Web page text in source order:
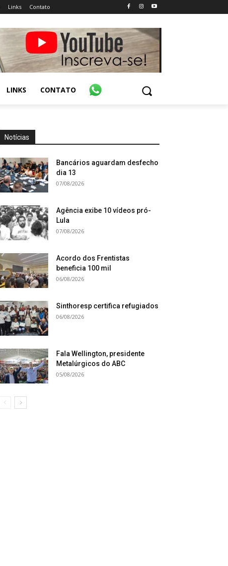
Links Contato
LINKS CONTATO
Notícias
Bancários aguardam desfecho
dia 13
07/08/2026
Agência exibe 10 vídeos pró-
Lula
07/08/2026
Acordo dos Frentistas
beneficia 100 mil
06/08/2026
Sinthoresp certifica refugiados
06/08/2026
Fala Wellington, presidente
Metalúrgicos do ABC
05/08/2026